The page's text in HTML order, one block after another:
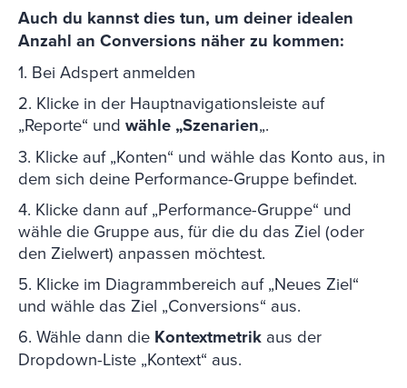
Auch du kannst dies tun, um deiner idealen
Anzahl an Conversions näher zu kommen:
1. Bei Adspert anmelden
2. Klicke in der Hauptnavigationsleiste auf
„Reporte“ und wähle „Szenarien„.
3. Klicke auf „Konten“ und wähle das Konto aus, in
dem sich deine Performance-Gruppe befindet.
4. Klicke dann auf „Performance-Gruppe“ und
wähle die Gruppe aus, für die du das Ziel (oder
den Zielwert) anpassen möchtest.
5. Klicke im Diagrammbereich auf „Neues Ziel“
und wähle das Ziel „Conversions“ aus.
6. Wähle dann die Kontextmetrik aus der
Dropdown-Liste „Kontext“ aus.